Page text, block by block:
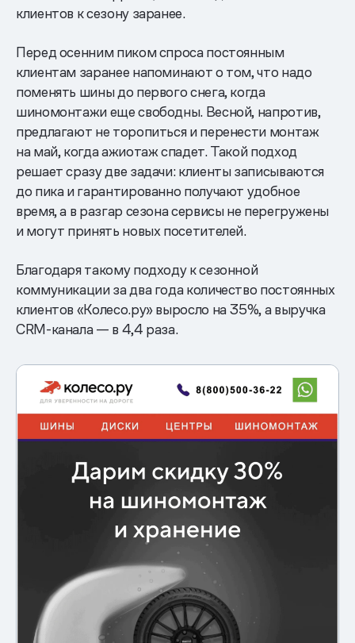
клиентов к сезону заранее.
Перед осенним пиком спроса постоянным
клиентам заранее напоминают о том, что надо
поменять шины до первого снега, когда
шиномонтажи еще свободны. Весной, напротив,
предлагают не торопиться и перенести монтаж
на май, когда ажиотаж спадет. Такой подход
решает сразу две задачи: клиенты записываются
до пика и гарантированно получают удобное
время, а в разгар сезона сервисы не перегружены
и могут принять новых посетителей.
Благодаря такому подходу к сезонной
коммуникации за два года количество постоянных
клиентов «Колесо.ру» выросло на 35%, а выручка
CRM-канала — в 4,4 раза.